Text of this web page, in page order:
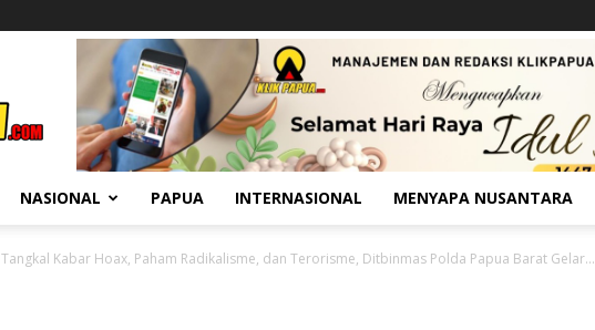
NASIONAL PAPUA INTERNASIONAL MENYAPA NUSANTARA
Tangkal Kabar Hoax, Paham Radikalisme, dan Terorisme, Ditbinmas Polda Papua Barat Gelar...